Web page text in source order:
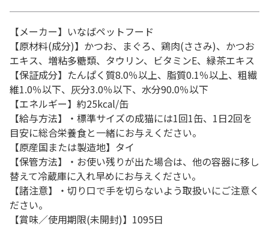
【メーカー】いなばペットフード
【原材料(成分)】かつお、まぐろ、鶏肉(ささみ)、かつお
エキス、増粘多糖類、タウリン、ビタミンE、緑茶エキス
【保証成分】たんぱく質8.0％以上、脂質0.1％以上、粗繊
維1.0％以下、灰分3.0％以下、水分90.0％以下
【エネルギー】約25kcal/缶
【給与方法】・標準サイズの成猫には1回1缶、1日2回を
目安に総合栄養食と一緒にお与えください。
【原産国または製造地】タイ
【保管方法】・お使い残りが出た場合は、他の容器に移し
替えて冷蔵庫に入れ早めにお与えください。
【諸注意】・切り口で手を切らないよう取扱いにご注意く
ださい。
【賞味／使用期限(未開封)】1095日